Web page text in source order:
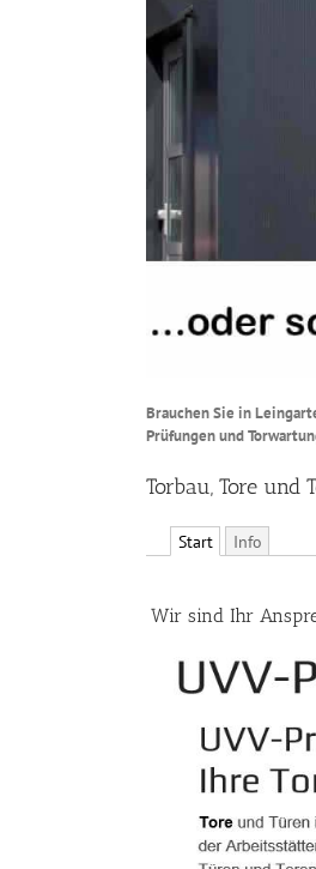
Brauchen Sie in
Prüfungen und
Torbau, Tore und
Start Info
Wir sind Ihr